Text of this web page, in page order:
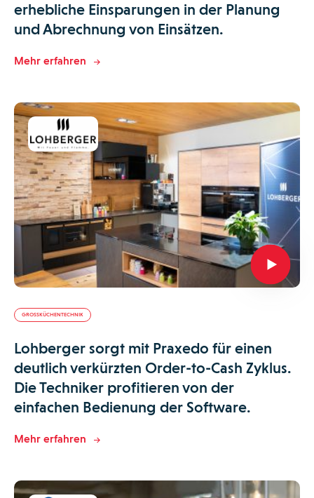
erhebliche Einsparungen in der Planung
und Abrechnung von Einsätzen.
Mehr erfahren
GROSSKÜCHENTECHNIK
Lohberger sorgt mit Praxedo für einen
deutlich verkürzten Order-to-Cash Zyklus.
Die Techniker profitieren von der
einfachen Bedienung der Software.
Mehr erfahren